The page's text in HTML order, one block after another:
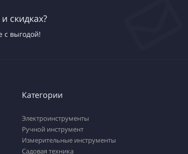
скидках?
с выгодой!
Категории
Электроинструменты
Ручной инструмент
Измерительные инструменты
Садовая техника